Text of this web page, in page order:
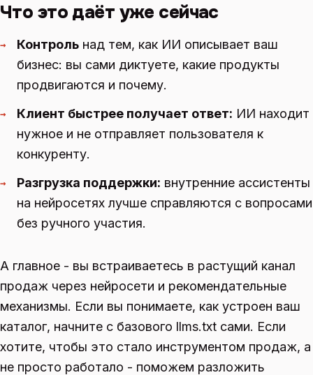
Что это даёт уже сейчас
→ Контроль над тем, как ИИ описывает ваш
бизнес: вы сами диктуете, какие продукты
продвигаются и почему.
→ Клиент быстрее получает ответ: ИИ находит
нужное и не отправляет пользователя к
конкуренту.
→ Разгрузка поддержки: внутренние ассистенты
на нейросетях лучше справляются с вопросами
без ручного участия.
А главное - вы встраиваетесь в растущий канал
продаж через нейросети и рекомендательные
механизмы. Если вы понимаете, как устроен ваш
каталог, начните с базового llms.txt сами. Если
хотите, чтобы это стало инструментом продаж, а
не просто работало - поможем разложить